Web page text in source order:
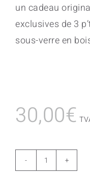
un cadeau
exclusives de 3
sous-verre en
30,00€
Pépites